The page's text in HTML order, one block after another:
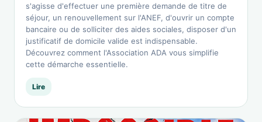
s'agisse d'effectuer une première demande de titre de
séjour, un renouvellement sur l'ANEF, d'ouvrir un compte
bancaire ou de solliciter des aides sociales, disposer d'un
justificatif de domicile valide est indispensable.
Découvrez comment l'Association ADA vous simplifie
cette démarche essentielle.
Lire